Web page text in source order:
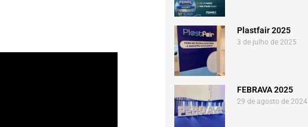
Plastfair 2025
3 de julho de 2025
FEBRAVA 2025
29 de agosto de 2024